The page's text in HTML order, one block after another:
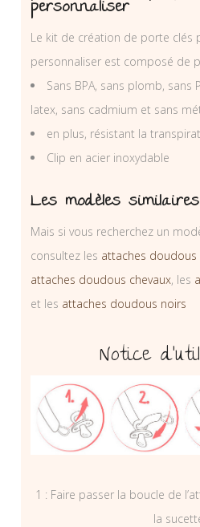
personnaliser
Le kit de création de porte clés
personnaliser est composé de
Sans BPA, sans plomb, sans
latex, sans cadmium et sans
en plus, résistant la
Clip en acier inoxydable
Les modèles similaires
Mais si vous recherchez un
consultez les attaches
attaches doudous chevaux, les
et les attaches doudous noirs
Notice
1 : Faire passer la boucle de
la